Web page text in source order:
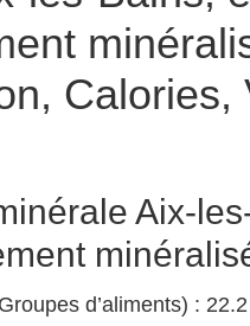
Calories,
Aix-
d’aliments) : 22.2